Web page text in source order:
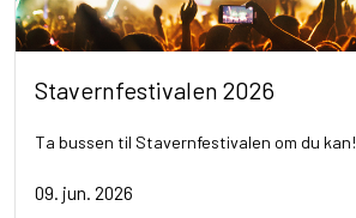
Stavernfestivalen 2026
Ta bussen til Stavernfestivalen om du kan!
09. jun. 2026